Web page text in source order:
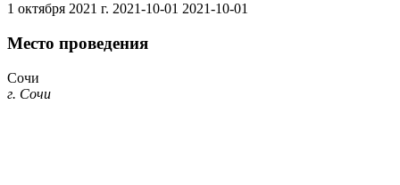
1 октября 2021 г. 2021-10-01 2021-10-01
Место проведения
Сочи
г. Сочи